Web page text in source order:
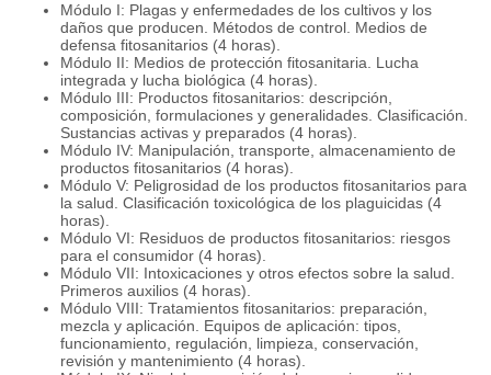
Módulo I: Plagas y enfermedades de los cultivos y los
daños que producen. Métodos de control. Medios de
defensa fitosanitarios (4 horas).
Módulo II: Medios de protección fitosanitaria. Lucha
integrada y lucha biológica (4 horas).
Módulo III: Productos fitosanitarios: descripción,
composición, formulaciones y generalidades. Clasificación.
Sustancias activas y preparados (4 horas).
Módulo IV: Manipulación, transporte, almacenamiento de
productos fitosanitarios (4 horas).
Módulo V: Peligrosidad de los productos fitosanitarios para
la salud. Clasificación toxicológica de los plaguicidas (4
horas).
Módulo VI: Residuos de productos fitosanitarios: riesgos
para el consumidor (4 horas).
Módulo VII: Intoxicaciones y otros efectos sobre la salud.
Primeros auxilios (4 horas).
Módulo VIII: Tratamientos fitosanitarios: preparación,
mezcla y aplicación. Equipos de aplicación: tipos,
funcionamiento, regulación, limpieza, conservación,
revisión y mantenimiento (4 horas).